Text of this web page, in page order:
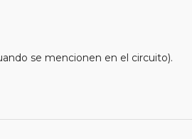
se mencionen en el circuito).